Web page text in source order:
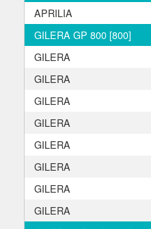
APRILIA
GILERA GP 800 [800]
GILERA
GILERA
GILERA
GILERA
GILERA
GILERA
GILERA
GILERA